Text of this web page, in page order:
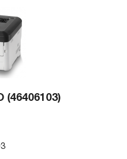
(46406103)